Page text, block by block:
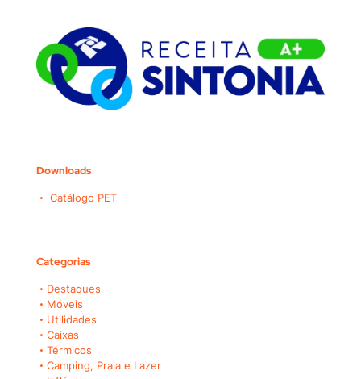
Downloads
Catálogo PET
Categorias
Destaques
Móveis
Utilidades
Caixas
Térmicos
Camping, Praia e Lazer